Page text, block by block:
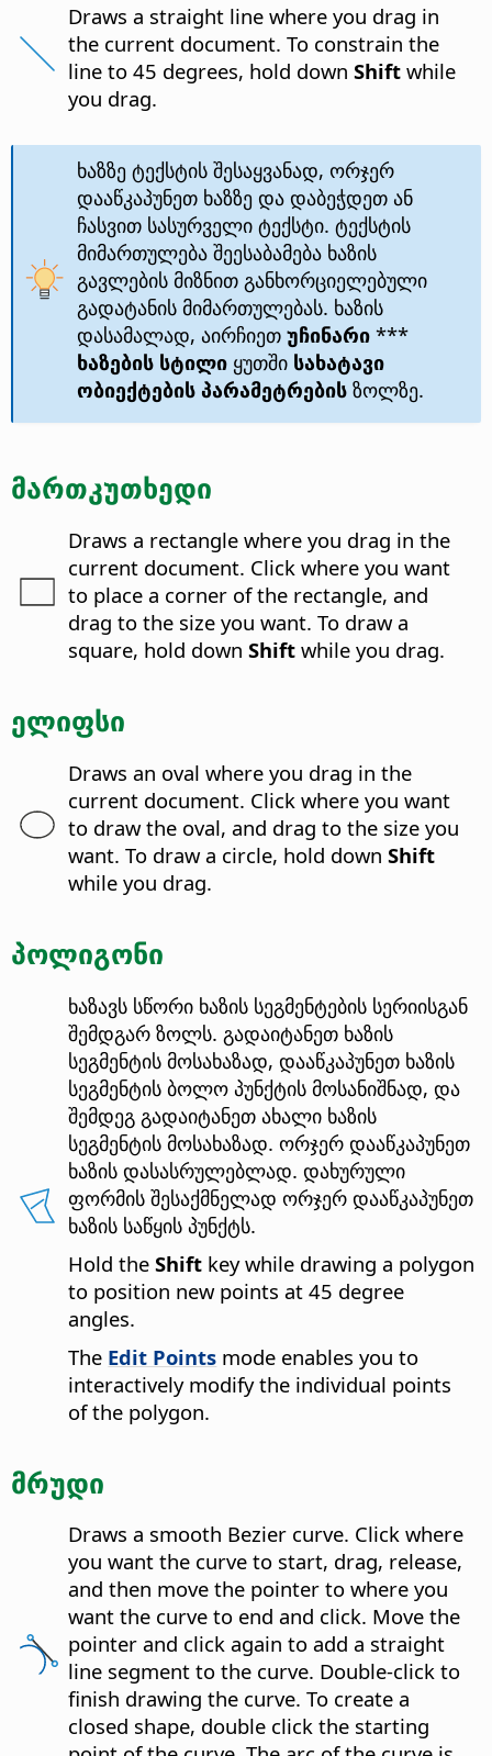
Draws a straight line where you drag in
the current document. To constrain the
line to 45 degrees, hold downShift while
you drag.
ხაზზე ტექსტის შესაყვანად, ორჯერ
დააწკაპუნეთ ხაზზე და დაბეჭდეთ ან
ჩასვით სასურველი ტექსტი. ტექსტის
მიმართულება შეესაბამება ხაზის
გავლების მიზნით განხორციელებული
გადატანის მიმართულებას. ხაზის
დასამალად, აირჩიეთ უჩინარი***
ხაზების სტილიყუთში სახატავი
ობიექტების პარამეტრებისზოლზე.
მართკუთხედი
Draws a rectangle where you drag in the
current document. Click where you want
to place a corner of the rectangle, and
drag to the size you want. To draw a
square, hold downShift while you drag.
ელიფსი
Draws an oval where you drag in the
current document. Click where you want
to draw the oval, and drag to the size you
want. To draw a circle, hold downShift
while you drag.
პოლიგონი
ხაზავს სწორი ხაზის სეგმენტების სერიისგან
შემდგარ ზოლს. გადაიტანეთ ხაზის
სეგმენტის მოსახაზად, დააწკაპუნეთ ხაზის
სეგმენტის ბოლო პუნქტის მოსანიშნად, და
შემდეგ გადაიტანეთ ახალი ხაზის
სეგმენტის მოსახაზად. ორჯერ დააწკაპუნეთ
ხაზის დასასრულებლად. დახურული
ფორმის შესაქმნელად ორჯერ დააწკაპუნეთ
ხაზის საწყის პუნქტს.
Hold theShift key while drawing a polygon
to position new points at 45 degree
angles.
The Edit Points mode enables you to
interactively modify the individual points
of the polygon.
მრუდი
Draws a smooth Bezier curve. Click where
you want the curve to start, drag, release,
and then move the pointer to where you
want the curve to end and click. Move the
pointer and click again to add a straight
line segment to the curve. Double-click to
finish drawing the curve. To create a
closed shape, double click the starting